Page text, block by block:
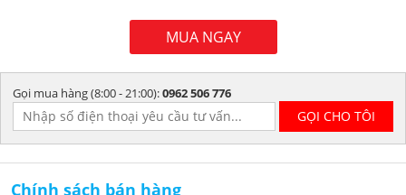
MUA NGAY
Gọi mua hàng (8:00 - 21:00):0962 506 776
Chính sách bán hàng